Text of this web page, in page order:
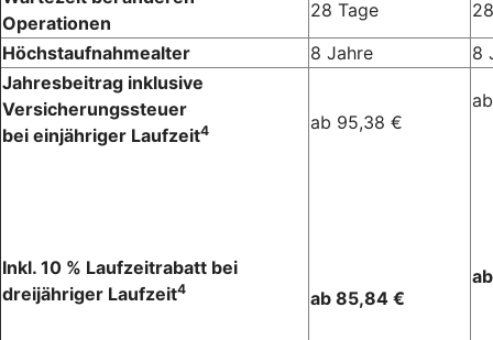
Operationen
28 Tage
Höchstaufnahmealter
8 Jahre
8
Jahresbeitrag inklusive
Versicherungssteuer
bei einjähriger Laufzeit4
Inkl. 10 % Laufzeitrabatt bei
dreijähriger Laufzeit4
ab 95,38 €
ab 85,84 €